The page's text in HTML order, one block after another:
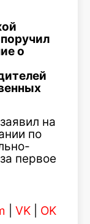
о
на
по
первое
VK OK